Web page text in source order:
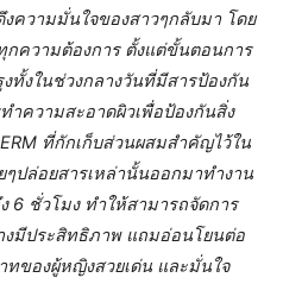
ความมั่นใจของสาวๆกลับมา โดย
กความต้องการ ตั้งแต่ขั้นตอนการ
ทั้งในช่วงกลางวันที่มีสารป้องกัน
ำความสะอาดผิวเพื่อป้องกันสิ่ง
ที่กักเก็บส่วนผสมสำคัญไว้ใน
ปล่อยสารเหล่านั้นออกมาทำงาน
6 ชั่วโมง ทำให้สามารถจัดการ
มีประสิทธิภาพ แถมอ่อนโยนต่อ
ของผู้หญิงสวยเด่น และมั่นใจ